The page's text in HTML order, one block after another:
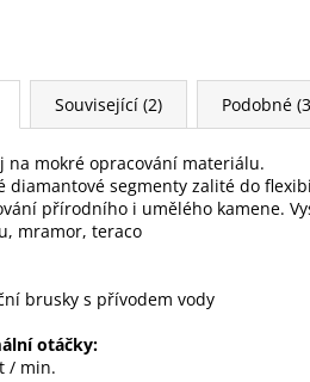
Související (2) Podobné
na mokré opracování materiálu.
diamantové segmenty zalité do
přírodního i umělého kamene.
mramor, teraco
brusky s přívodem vody
otáčky:
/ min.